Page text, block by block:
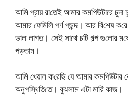
আ‌মি প্রায় রা‌তেই আমার কম‌পিউটারে চুদা
আমার ফে‌মি‌লি পর্ণ পছন্দ। আর বি‌শেষ
ভাল লাগত। সেই সাথে চ‌টি গল্প গু‌লোর
পড়তাম।
আ‌মি খেয়াল ক‌রেছি যে আমার কম‌পিউটার
অনুপ‌স্থি‌তি‌তে। বুঝলাম এটা মারি কাজ।‌